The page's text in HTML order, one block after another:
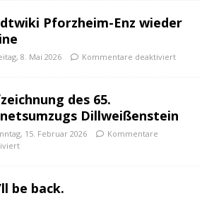
Pforzheim-Enz wieder
8. Mai 2026 Kommentare deaktiviert
des 65.
Dillweißenstein
15. Februar 2026
Kommentare
be back.